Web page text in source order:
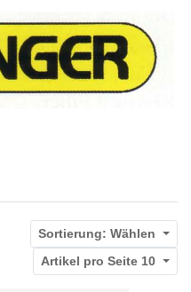
Sortierung: Wählen
Artikel pro Seite 10